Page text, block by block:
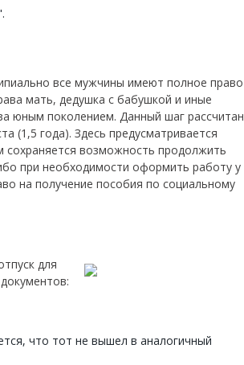
все мужчины имеют полное право
мать, дедушка с бабушкой и иные
юным поколением. Данный шаг рассчитан
(1,5 года). Здесь предусматривается
сохраняется возможность продолжить
при необходимости оформить работу у
на получение пособия по социальному
для
что тот не вышел в аналогичный